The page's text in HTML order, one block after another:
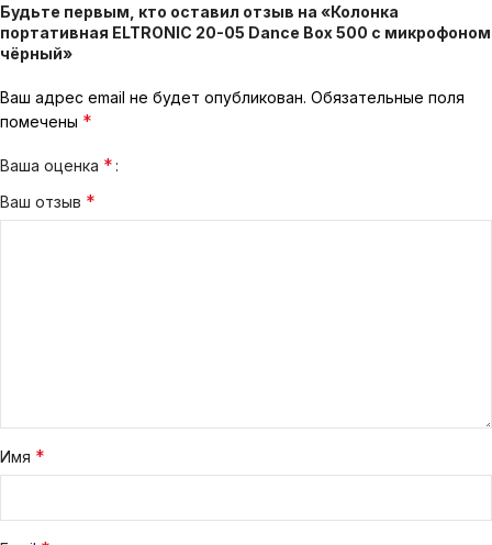
Будьте первым, кто оставил отзыв на «Колонка
портативная ELTRONIC 20-05 Dance Box 500 с микрофоном
чёрный»
Ваш адрес email не будет опубликован. Обязательные поля
помечены *
Ваша оценка *
Ваш отзыв *
Имя *